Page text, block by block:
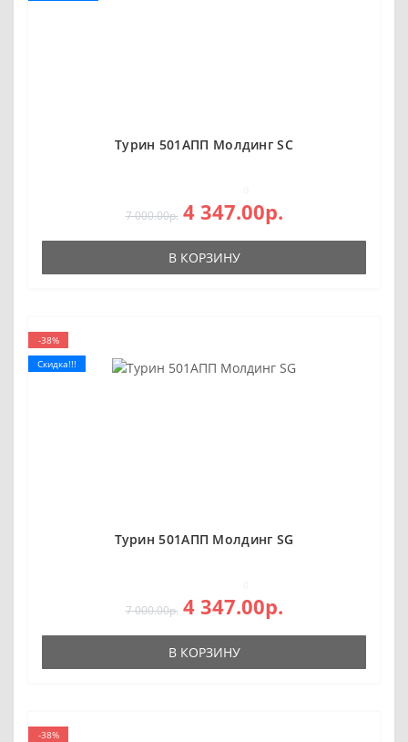
Турин 501AПП Молдинг SC
7 000.00р. 4 347.00р.
В КОРЗИНУ
-38%
Скидка!!!
Турин 501AПП Молдинг SG
7 000.00р. 4 347.00р.
В КОРЗИНУ
-38%